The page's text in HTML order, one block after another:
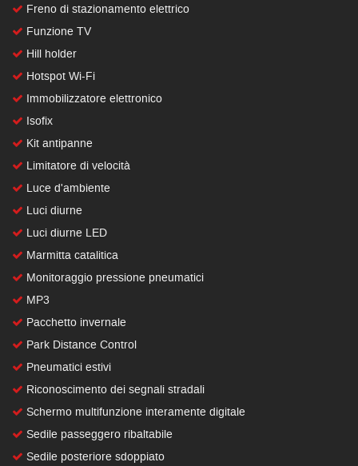
Freno di stazionamento elettrico
Funzione TV
Hill holder
Hotspot Wi-Fi
Immobilizzatore elettronico
Isofix
Kit antipanne
Limitatore di velocità
Luce d'ambiente
Luci diurne
Luci diurne LED
Marmitta catalitica
Monitoraggio pressione pneumatici
MP3
Pacchetto invernale
Park Distance Control
Pneumatici estivi
Riconoscimento dei segnali stradali
Schermo multifunzione interamente digitale
Sedile passeggero ribaltabile
Sedile posteriore sdoppiato